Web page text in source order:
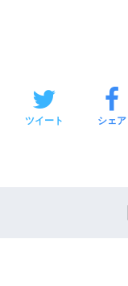
ツイート シェア